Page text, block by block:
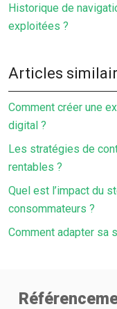
Historique de
exploitées ?
Articles
Comment créer une
digital ?
Les stratégies de
rentables ?
Quel est l’impact du
consommateurs ?
Comment adapter sa